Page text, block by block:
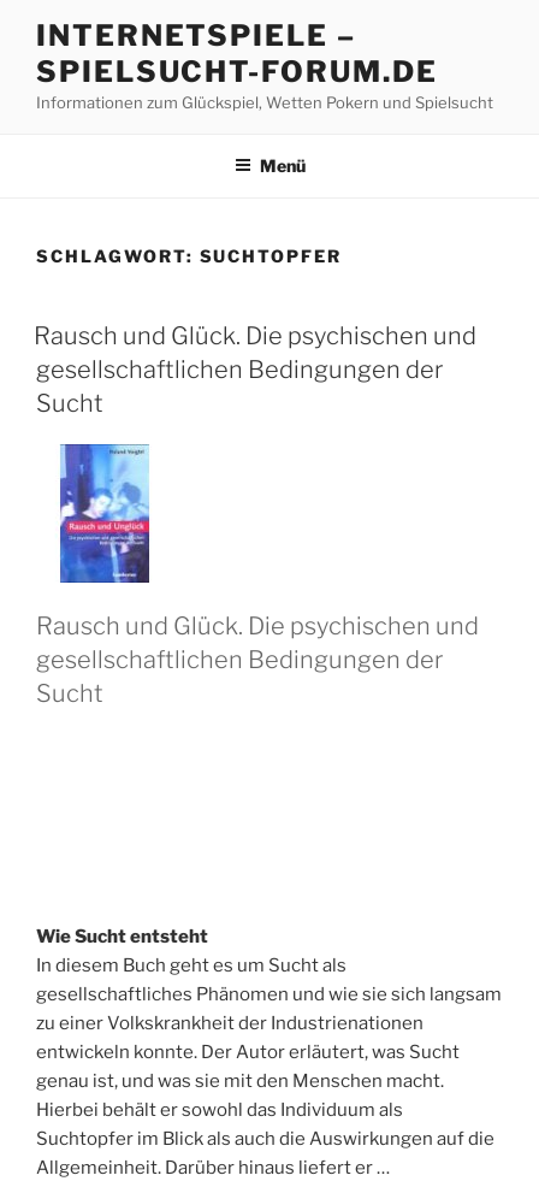
INTERNETSPIELE –
SPIELSUCHT-FORUM.DE
Informationen zum Glückspiel, Wetten Pokern und Spielsucht
Menü
SCHLAGWORT: SUCHTOPFER
V
E
R
Ö
F
A
Rausch und Glück. Die psychischen und
gesellschaftlichen Bedingungen der
Sucht
Rausch und Glück. Die psychischen und
gesellschaftlichen Bedingungen der
Sucht
Wie Sucht entsteht
In diesem Buch geht es um Sucht als
gesellschaftliches Phänomen und wie sie sich langsam
zu einer Volkskrankheit der Industrienationen
entwickeln konnte. Der Autor erläutert, was Sucht
genau ist, und was sie mit den Menschen macht.
Hierbei behält er sowohl das Individuum als
Suchtopfer im Blick als auch die Auswirkungen auf die
Allgemeinheit. Darüber hinaus liefert er …